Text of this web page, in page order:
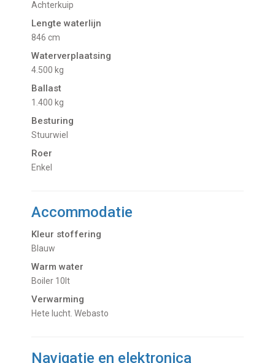
Achterkuip
Lengte waterlijn
846 cm
Waterverplaatsing
4.500 kg
Ballast
1.400 kg
Besturing
Stuurwiel
Roer
Enkel
Accommodatie
Kleur stoffering
Blauw
Warm water
Boiler 10lt
Verwarming
hete lucht. Webasto
Navigatie en elektronica